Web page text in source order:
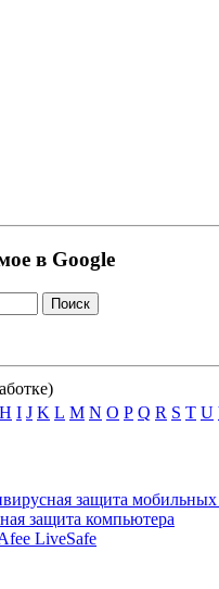
в Google
H I J K L M N O P Q R S T U
защита мобильных
защита компьютера
LiveSafe